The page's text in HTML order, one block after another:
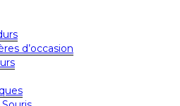
d’occasion